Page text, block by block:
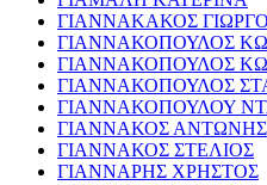
ΓΙΑΝΝΑΚΑΚΟΣ
ΓΙΑΝΝΑΚΟΠΟΥΛΟΣ
ΓΙΑΝΝΑΚΟΠΟΥΛΟΣ
ΓΙΑΝΝΑΚΟΠΟΥΛΟΣ
ΓΙΑΝΝΑΚΟΠΟΥΛΟΥ
ΓΙΑΝΝΑΚΟΣ ΑΝΤΩΝΗΣ
ΓΙΑΝΝΑΚΟΣ ΣΤΕΛΙΟΣ
ΓΙΑΝΝΑΡΗΣ ΧΡΗΣΤΟΣ